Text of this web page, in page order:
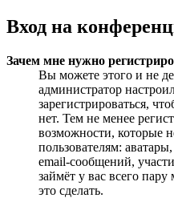
Вход на
Зачем мне нужно
Вы можете этого и не
администратор
зарегистрироваться,
нет. Тем не менее
возможности, которые
пользователям:
email-сообщений,
займёт у вас всего
это сделать.